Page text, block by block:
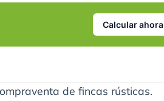
Calcular ahora
de fincas rústicas.